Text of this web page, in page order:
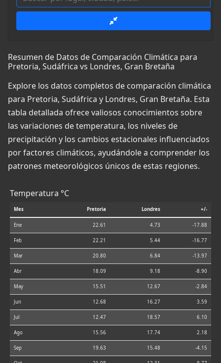
Resumen de Datos de Comparación Climática para
Pretoria, Sudáfrica vs Londres, Gran Bretaña
Explore los datos completos de comparación climática
para Pretoria, Sudáfrica y Londres, Gran Bretaña. Esta
tabla detallada ofrece valiosos conocimientos sobre
las variaciones de temperatura, los niveles de
precipitación y los cambios estacionales influenciados
por factores climáticos, ayudándole a comprender los
patrones meteorológicos únicos de estas regiones.
Temperatura °C
Mes Pretoria Londres +/-
Ene 22.61 4.73 -17.88
Feb 22.21 5.44 -16.77
Mar 20.80 6.84 -13.97
Abr 18.09 9.18 -8.90
May 15.51 12.67 -2.84
Jun 12.68 16.27 3.59
Jul 12.47 18.57 6.10
Ago 15.56 17.74 2.18
Sep 19.63 15.48 -4.15